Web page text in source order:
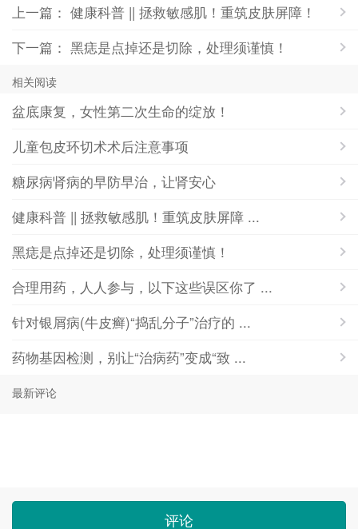
上一篇： 健康科普 || 拯救敏感肌！重筑皮肤屏障！
下一篇： 黑痣是点掉还是切除，处理须谨慎！
相关阅读
盆底康复，女性第二次生命的绽放！
儿童包皮环切术术后注意事项
糖尿病肾病的早防早治，让肾安心
健康科普 || 拯救敏感肌！重筑皮肤屏障 ...
黑痣是点掉还是切除，处理须谨慎！
合理用药，人人参与，以下这些误区你了 ...
针对银屑病(牛皮癣)“捣乱分子”治疗的 ...
药物基因检测，别让“治病药”变成“致 ...
最新评论
评论